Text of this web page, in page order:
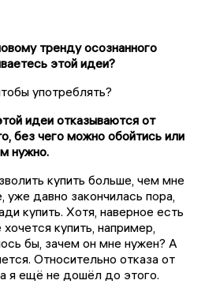
тренду осознанного
этой идеи?
употреблять?
идеи отказываются от
без чего можно обойтись или
нужно.
купить больше, чем мне
уже давно закончилась пора,
купить. Хотя, наверное есть
купить, например,
бы, зачем он мне нужен? А
Относительно отказа от
я ещё не дошёл до этого.